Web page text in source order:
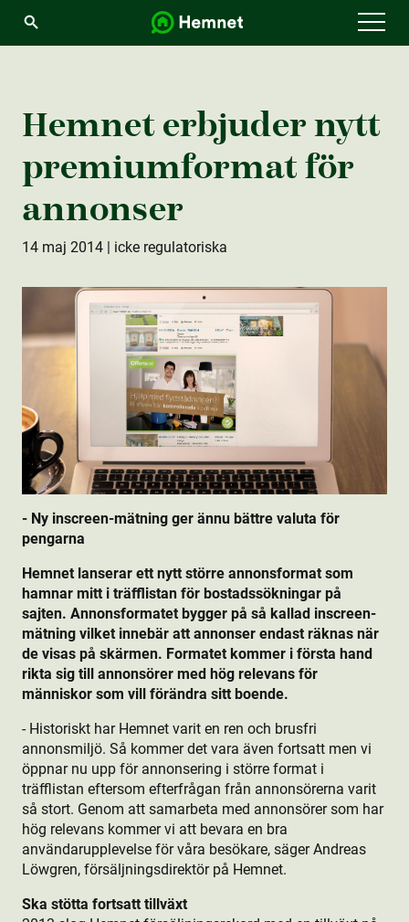
Hemnet erbjuder nytt
premiumformat för
annonser
14 maj 2014 | icke regulatoriska
- Ny inscreen-mätning ger ännu bättre valuta för
pengarna
Hemnet lanserar ett nytt större annonsformat som
hamnar mitt i träfflistan för bostads­sökningar på
sajten. Annonsformatet bygger på så kallad inscreen-
mätning vilket innebär att annonser endast räknas när
de visas på skärmen. Formatet kommer i första hand
rikta sig till annonsörer med hög relevans för
människor som vill förändra sitt boende.
- Historiskt har Hemnet varit en ren och brusfri
annonsmiljö. Så kommer det vara även fortsatt men vi
öppnar nu upp för annonsering i större format i
träfflistan eftersom efterfrågan från annonsörerna varit
så stort. Genom att samarbeta med annonsörer som har
hög relevans kommer vi att bevara en bra
användarupplevelse för våra besökare, säger Andreas
Löwgren, försäljningsdirektör på Hemnet.
Ska stötta fortsatt tillväxt